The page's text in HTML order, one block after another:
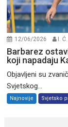
12/06/2026 I. Ć.
Barbarez
koji napadaju
Objavljeni su
Svjetskog...
Najnovije Svjetsko